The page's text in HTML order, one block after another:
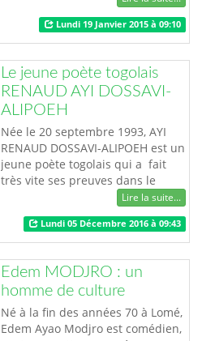
gloire. Faites-y un tour.
Lundi 19 Janvier 2015 à 09:10
Le jeune poète togolais
RENAUD AYI DOSSAVI-
ALIPOEH
Née le 20 septembre 1993, AYI
RENAUD DOSSAVI-ALIPOEH est un
jeune poète togolais qui a fait
très vite ses preuves dans le
monde poétique du Togo. Après
ses études secondaires, Il débute
à l’université de Lomé en tant
qu’étudiant en Analyses bio-
médicales à l’Ecole Supérieure
des Techniques Biologique et
Alimentaire (ESTBA). Courant
2013 / 2014…
Lire la suite...
Lundi 05 Décembre 2016 à 09:43
Edem MODJRO : un
homme de culture
Né à la fin des années 70 à Lomé,
Edem Ayao Modjro est comédien,